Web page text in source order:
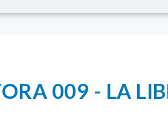
009 - LA